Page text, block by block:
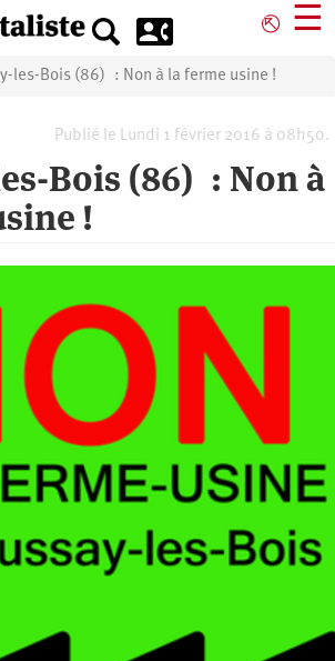
⎋ ☰
les-Bois (86) : Non à la ferme usine !
Publié le Lundi 1 février 2016 à 08h50.
Bois (86) : Non à
!